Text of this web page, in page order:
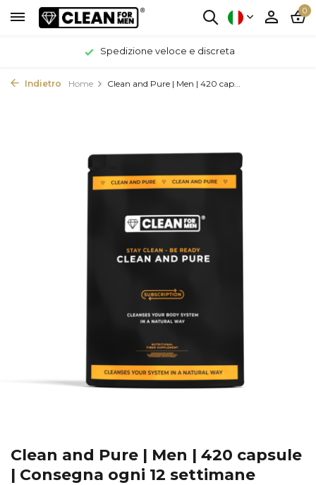
0
Spedizione veloce e discreta
Indietro Home Clean and Pure | Men | 420 cap...
Clean and Pure | Men | 420 capsule
| Consegna ogni 12 settimane